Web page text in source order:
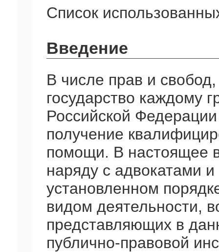
Список
Введение
В числе прав и
государство каждому
Российской
получение
помощи. В настоящее
наряду с адвокатами
установленном
видом деятельности,
представляющих в
публично-правовой